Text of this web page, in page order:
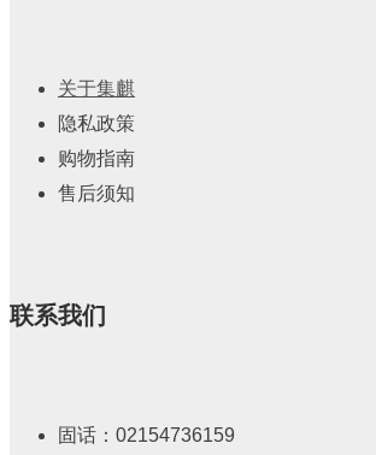
关于集麒
隐私政策
购物指南
售后须知
联系我们
固话：02154736159